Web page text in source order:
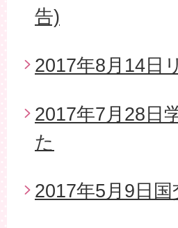
告)
2017年8月14日
2017年7月28日
た
2017年5月9日